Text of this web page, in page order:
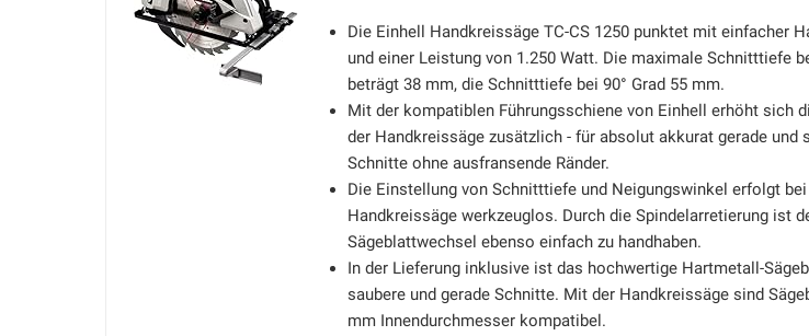
Die Einhell Handkreissäge TC-CS 1250 punktet mit einfacher
und einer Leistung von 1.250 Watt. Die maximale Schnitttiefe
beträgt 38 mm, die Schnitttiefe bei 90° Grad 55 mm.
Mit der kompatiblen Führungsschiene von Einhell erhöht sich
der Handkreissäge zusätzlich - für absolut akkurat gerade und
Schnitte ohne ausfransende Ränder.
Die Einstellung von Schnitttiefe und Neigungswinkel erfolgt
Handkreissäge werkzeuglos. Durch die Spindelarretierung ist
Sägeblattwechsel ebenso einfach zu handhaben.
In der Lieferung inklusive ist das hochwertige Hartmetall-
saubere und gerade Schnitte. Mit der Handkreissäge sind
mm Innendurchmesser kompatibel.